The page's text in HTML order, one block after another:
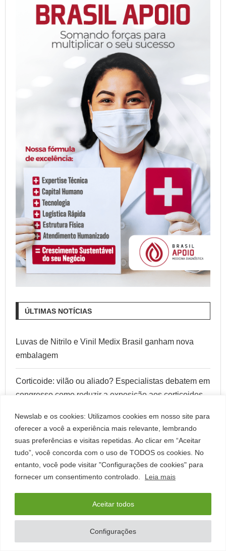
Newslab e os cookies: Utilizamos cookies em nosso site para
oferecer a você a experiência mais relevante, lembrando
suas preferências e visitas repetidas. Ao clicar em “Aceitar
tudo”, você concorda com o uso de TODOS os cookies. No
entanto, você pode visitar "Configurações de cookies" para
fornecer um consentimento controlado.
Leia mais
Configurações
Aceitar todos
ÚLTIMAS NOTÍCIAS
Luvas de Nitrilo e Vinil Medix Brasil ganham nova
embalagem
Corticoide: vilão ou aliado? Especialistas debatem em
congresso como reduzir a exposição aos corticoides
Shift leva inovações em tecnologia e automação para
AIDS: dados preocupam, mas diagnóstico precoce é o